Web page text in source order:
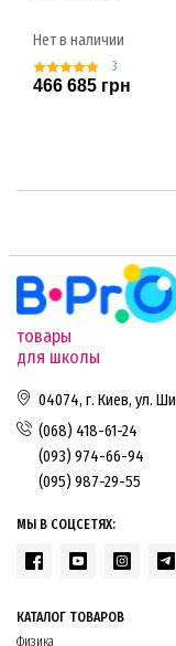
Нет в наличии
3
466 685 грн
товары
для школы
04074, г. Киев, ул.
(068) 418-61-24
(093) 974-66-94
(095) 987-29-55
МЫ В СОЦСЕТЯХ:
КАТАЛОГ ТОВАРОВ
Физика